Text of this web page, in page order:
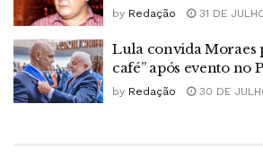
by Redação 31 DE
Lula convida Moraes
café” após evento no
by Redação 30 DE